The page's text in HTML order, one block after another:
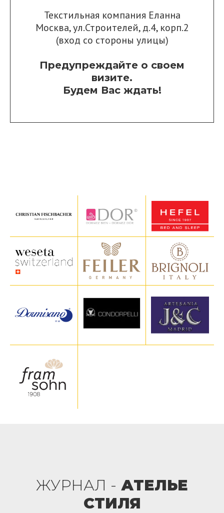
Текстильная компания Еланна
Москва, ул.Строителей, д.4, корп.2
(вход со стороны улицы)
Предупреждайте о своем
визите.
Будем Вас ждать!
ЖУРНАЛ - АТЕЛЬЕ
СТИЛЯ